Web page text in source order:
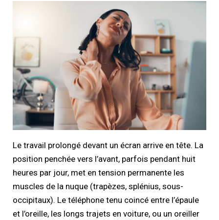
Le travail prolongé devant un écran arrive en tête. La
position penchée vers l’avant, parfois pendant huit
heures par jour, met en tension permanente les
muscles de la nuque (trapèzes, splénius, sous-
occipitaux). Le téléphone tenu coincé entre l’épaule
et l’oreille, les longs trajets en voiture, ou un oreiller